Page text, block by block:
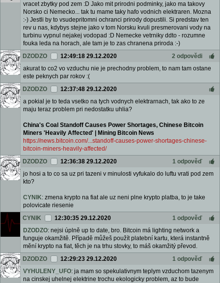
vracet zbytky pod zem :D Jako mit prirodni podminky, jako ma takovy
Norsko ci Nemecko... tak tu mame taky hafo vodnich elektraren. Mozna
:-) Jestli by to vsudepritomni ochranci prirody dopustili. Si predstav ten
rev u nas, kdybys stejne jako v tom Norsku kvuli presmerovani vody na
turbinu vypnul nejakej vodopad :D Nemecke vetrniky ddto - rozumne
fouka leda na horach, ale tam je to zas chranena priroda :-)
DZODZO
12:49:18 29.12.2020
2 odpovědi
akurat to co2 vo vzduchu nie je prechodny problem, to nam tam ostane
este peknych par rokov :(
DZODZO
12:37:48 29.12.2020
a pokial je to teda vsetko na tych vodnych elektrarnach, tak ako to ze
maju teraz problem pri nedostatku uhlia?
China's Coal Standoff Causes Power Shortages, Chinese Bitcoin
Miners 'Heavily Affected' | Mining Bitcoin News
https://news.bitcoin.com/...standoff-causes-power-shortages-chinese-
bitcoin-miners-heavily-affected/
DZODZO
12:36:38 29.12.2020
1 odpověď
jo hosi a to co sa uz pri tazeni v minulosti vyfukalo do luftu vrati pod zem
kto?
CYNIK: zmena krypto na fiat ale uz neni plne krypto platba, to je take
polovicate riesenie
CYNIK
12:30:35 29.12.2020
1 odpověď
DZODZO: nejsi úplně up to date, bro. Bitcoin má lighting network a
funguje okamžitě. Případě můžeš použít platební kartu, která instantně
mění krypto na fiat, těch je na trhu stovky, to máš okamžitý převod.
DZODZO
12:29:23 29.12.2020
1 odpověď
VYHULENY_UFO: ja mam so spekulativnym teplym vzduchom tazenym
na cinskej uhelnej elektrine trochu ekologicky problem, az to bude